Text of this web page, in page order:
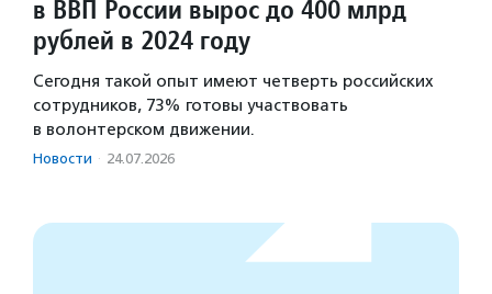
в ВВП России вырос до 400 млрд
рублей в 2024 году
Сегодня такой опыт имеют четверть российских
сотрудников, 73% готовы участвовать
в волонтерском движении.
Новости · 24.07.2026